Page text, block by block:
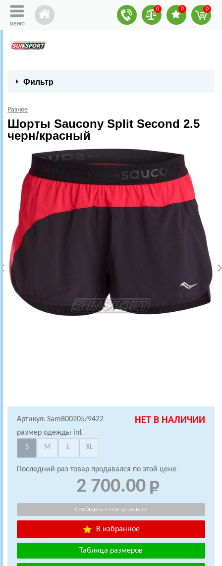
0 0 0
Фильтр
Разное
Шорты Saucony Split Second 2.5
черн/красный
Артикул: Sam800205/9422 НЕТ В НАЛИЧИИ
размер одежды int
S
M L XL
Последний раз товар продавался по этой цене
2 700.00
В избранное
Таблица размеров